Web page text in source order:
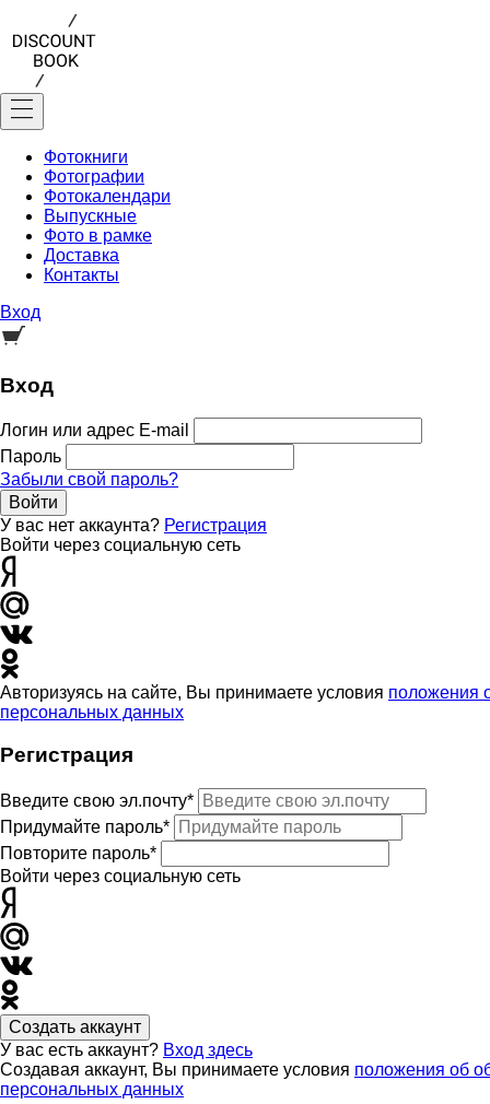
Фотокниги
Фотографии
Фотокалендари
Выпускные
Фото в рамке
Доставка
Контакты
Вход
Вход
Логин или адрес E-mail
Пароль
Забыли свой пароль?
Войти
У вас нет аккаунта? Регистрация
Войти через социальную сеть
Авторизуясь на сайте, Вы принимаете условия положения
персональных данных
Регистрация
Введите свою эл.почту*
Придумайте пароль*
Повторите пароль*
Войти через социальную сеть
Создать аккаунт
У вас есть аккаунт? Вход здесь
Создавая аккаунт, Вы принимаете условия положения об
персональных данных